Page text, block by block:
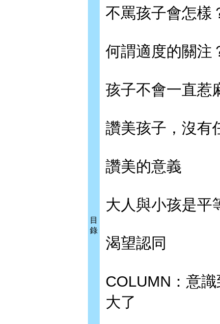
目
錄
不罵孩子會怎樣
何謂適度的關注
孩子不會一直惹
讚美孩子，沒有
讚美的意義
大人與小孩是平
渴望認同
COLUMN：意
大了